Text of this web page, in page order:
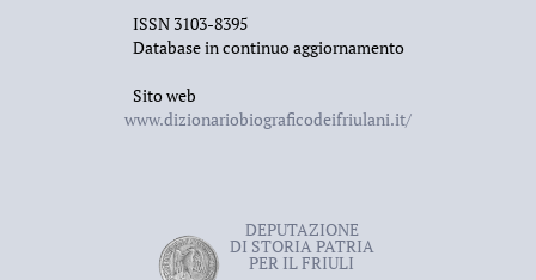
ISSN 3103-8395
Database in continuo aggiornamento
Sito web
www.dizionariobiograficodeifriulani.it/
DEPUTAZIONE
DI STORIA PATRIA
PER IL FRIULI